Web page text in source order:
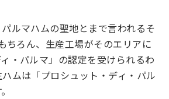
ルマハムの聖地とまで言われるそ
ちろん、生産工場がそのエリアに
・パルマ」の認定を受けられるわ
ムは「プロシュット・ディ・パル